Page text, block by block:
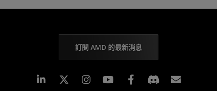
訂閱 AMD 的最新消息
Linkedin Instagram Facebook